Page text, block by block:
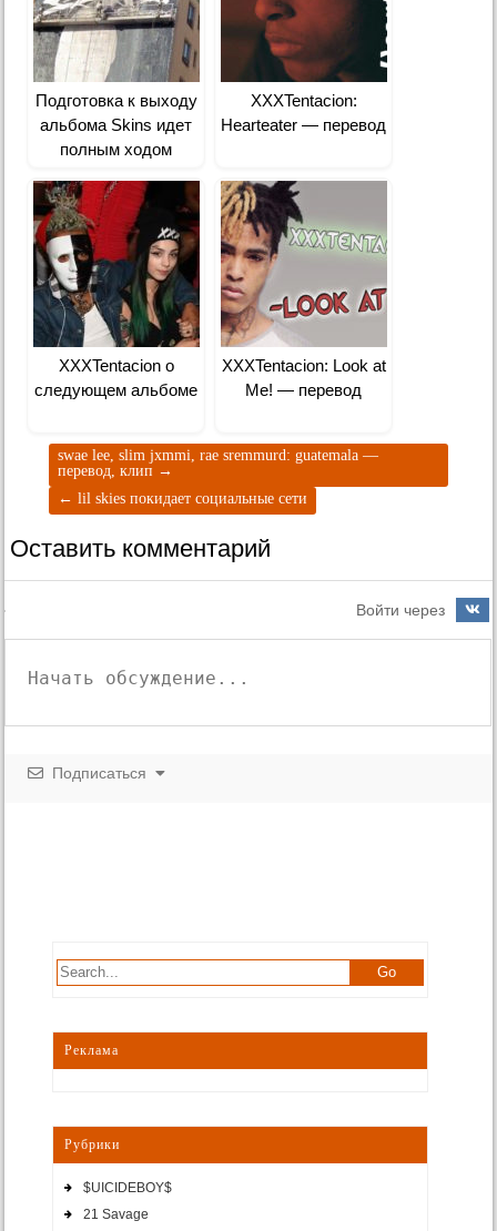
Подготовка к выходу
альбома Skins идет
полным ходом
XXXTentacion:
Hearteater — перевод
XXXTentacion о
следующем альбоме
XXXTentacion: Look at
Me! — перевод
swae lee, slim jxmmi, rae sremmurd: guatemala —
перевод, клип →
← lil skies покидает социальные сети
Оставить комментарий
Войти через
Подписаться
Реклама
Рубрики
$UICIDEBOY$
21 Savage